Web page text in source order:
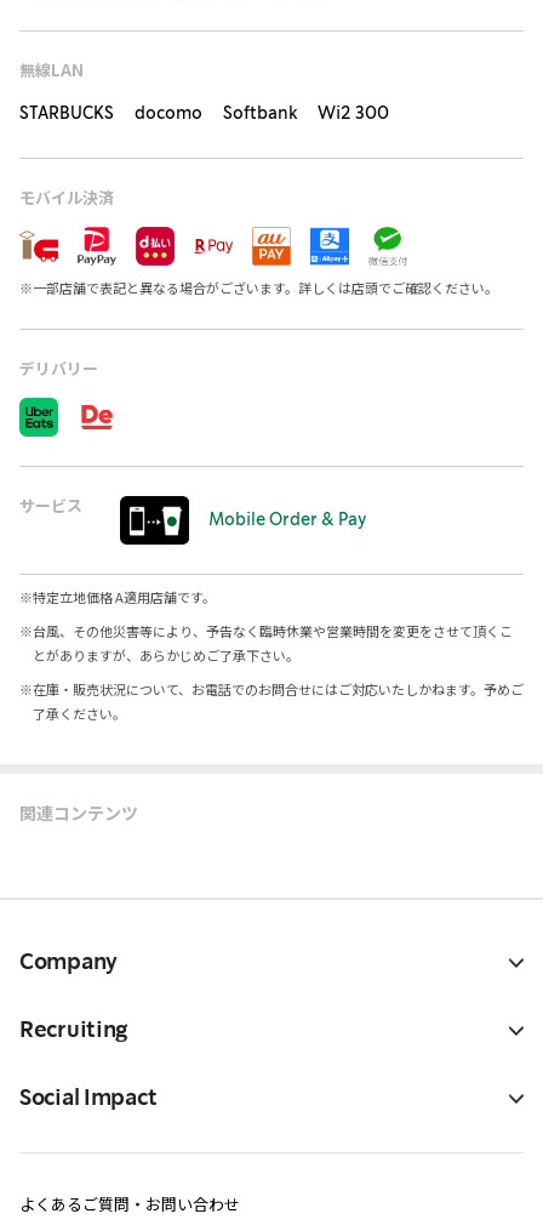
無線LAN
STARBUCKS docomo Softbank Wi2 300
モバイル決済
※一部店舗で表記と異なる場合がございます。詳しくは店頭でご確認ください。
デリバリー
サービス
Mobile Order & Pay
※特定立地価格 A適用店舗です。
※台風、その他災害等により、予告なく臨時休業や営業時間を変更をさせて頂くこ
とがありますが、あらかじめご了承下さい。
※在庫・販売状況について、お電話でのお問合せにはご対応いたしかねます。予めご
了承ください。
関連コンテンツ
Company
Recruiting
Social Impact
よくあるご質問・お問い合わせ